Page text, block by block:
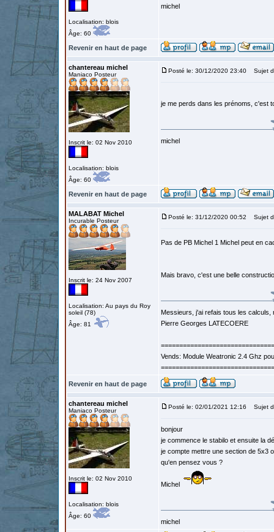
Localisation: blois
Âge: 60
michel
Revenir en haut de page
chantereau michel
Maniaco Posteur
Inscrit le: 02 Nov 2010
Localisation: blois
Âge: 60
Posté le: 30/12/2020 23:40 Sujet
je me perds dans les prénoms, c'est
michel
Revenir en haut de page
MALABAT Michel
Incurable Posteur
Inscrit le: 24 Nov 2007
Localisation: Au pays du Roy
soleil (78)
Âge: 81
Posté le: 31/12/2020 00:52 Sujet
Pas de PB Michel 1 Michel peut en
Mais bravo, c'est une belle
Messieurs, j'ai refais tous les calculs,
Pierre Georges LATECOERE
===============================
Vends: Module Weatronic 2.4 Ghz
===============================
Revenir en haut de page
chantereau michel
Maniaco Posteur
Inscrit le: 02 Nov 2010
Localisation: blois
Âge: 60
Posté le: 02/01/2021 12:16 Sujet
bonjour
je commence le stabilo et ensuite la
je compte mettre une section de 5x3
qu'en pensez vous ?
Michel
michel